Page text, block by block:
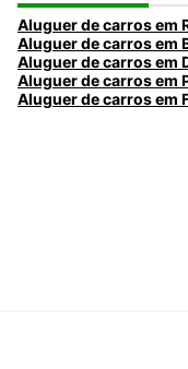
Aluguer de carros em